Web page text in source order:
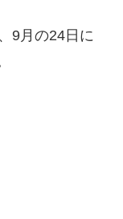
9月の24日に